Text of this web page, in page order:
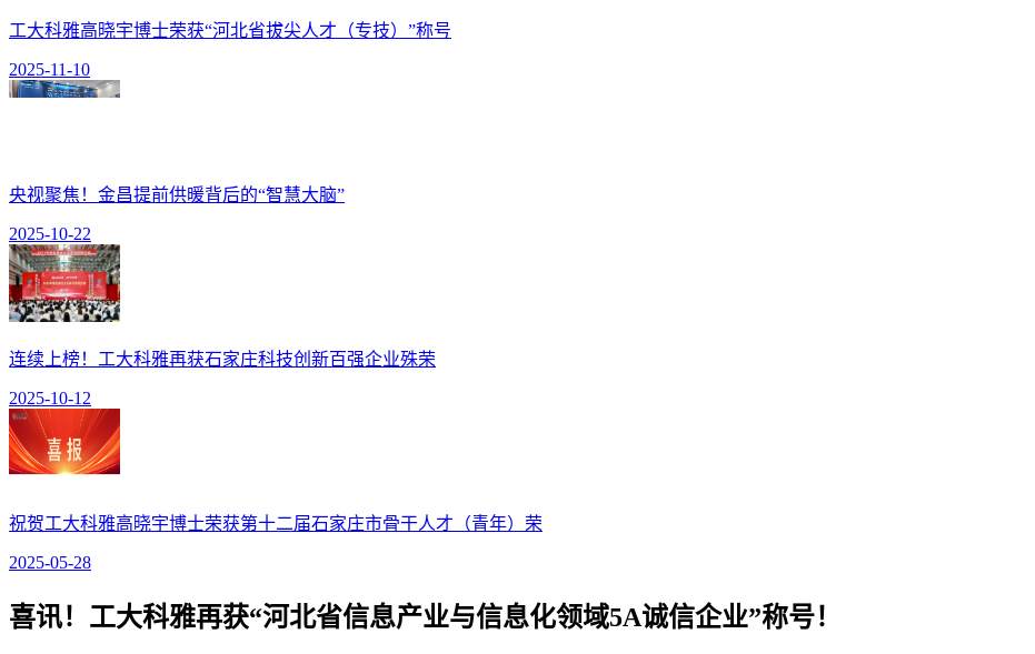
工大科雅高晓宇博士荣获“河北省拔尖人才（专技）”称号
2025-11-10
央视聚焦！金昌提前供暖背后的“智慧大脑”
2025-10-22
连续上榜！工大科雅再获石家庄科技创新百强企业殊荣
2025-10-12
祝贺工大科雅高晓宇博士荣获第十二届石家庄市骨干人才（青年）荣
2025-05-28
喜讯！工大科雅再获“河北省信息产业与信息化领域5A诚信企业”称号！